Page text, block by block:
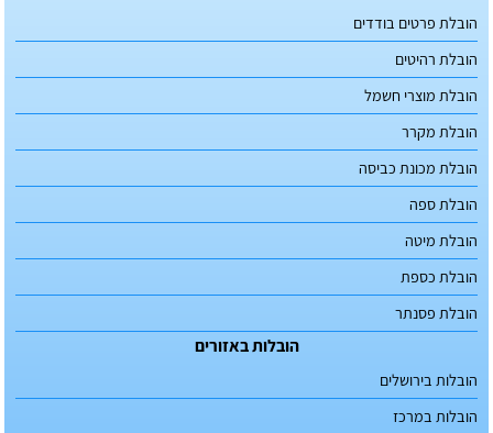
הובלת פרטים בודדים
הובלת רהיטים
הובלת מוצרי חשמל
הובלת מקרר
הובלת מכונת כביסה
הובלת ספה
הובלת מיטה
הובלת כספת
הובלת פסנתר
הובלות באזורים
הובלות בירושלים
הובלות במרכז